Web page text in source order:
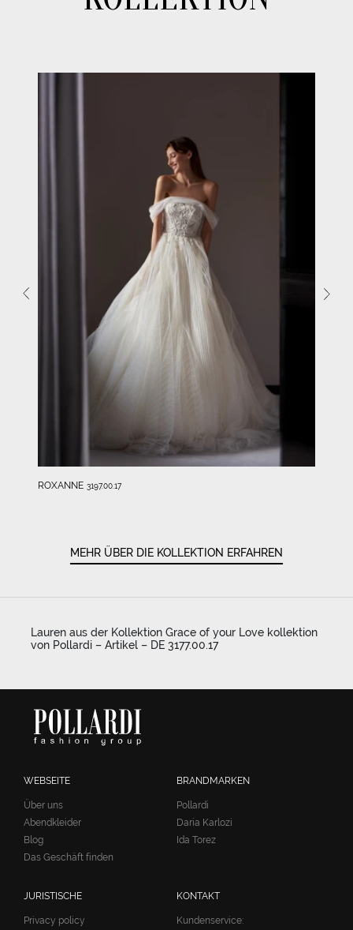
ROXANNE 3197.00.17
MEHR ÜBER DIE KOLLEKTION ERFAHREN
Lauren aus der Kollektion Grace of your Love kollektion
von Pollardi – Artikel – DE 3177.00.17
WEBSEITE
Über uns
Abendkleider
Blog
Das Geschäft finden
BRANDMARKEN
Pollardi
Daria Karlozi
Ida Torez
JURISTISCHE
Privacy policy
KONTAKT
Kundenservice: